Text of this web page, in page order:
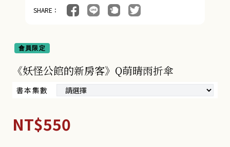
SHARE：
會員限定
《妖怪公館的新房客》Q萌晴雨折傘
書本集數
NT$550